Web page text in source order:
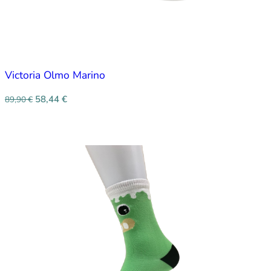
Victoria Olmo Marino
89,90€ 58,44 €